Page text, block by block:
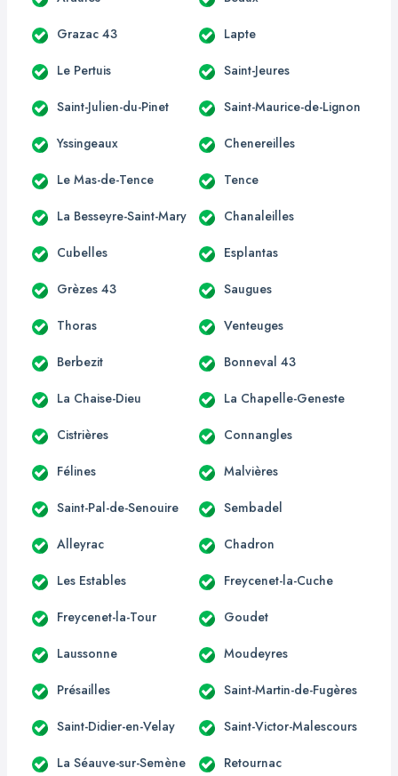
Grazac 43 Lapte
Le Pertuis Saint-Jeures
Saint-Julien-du-Pinet Saint-Maurice-de-Lignon
Yssingeaux Chenereilles
Le Mas-de-Tence Tence
La Besseyre-Saint-Mary Chanaleilles
Cubelles Esplantas
Grèzes 43 Saugues
Thoras Venteuges
Berbezit Bonneval 43
La Chaise-Dieu La Chapelle-Geneste
Cistrières Connangles
Félines Malvières
Saint-Pal-de-Senouire Sembadel
Alleyrac Chadron
Les Estables Freycenet-la-Cuche
Freycenet-la-Tour Goudet
Laussonne Moudeyres
Présailles Saint-Martin-de-Fugères
Saint-Didier-en-Velay Saint-Victor-Malescours
La Séauve-sur-Semène Retournac